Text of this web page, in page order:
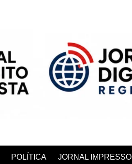
POLÍTICA JORNAL IMPRESSO